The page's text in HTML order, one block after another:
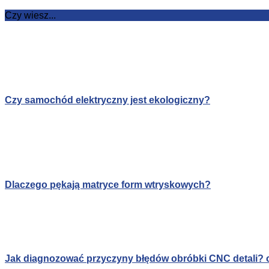
Czy wiesz...
Czy samochód elektryczny jest ekologiczny?
Dlaczego pękają matryce form wtryskowych?
Jak diagnozować przyczyny błędów obróbki CNC detali?